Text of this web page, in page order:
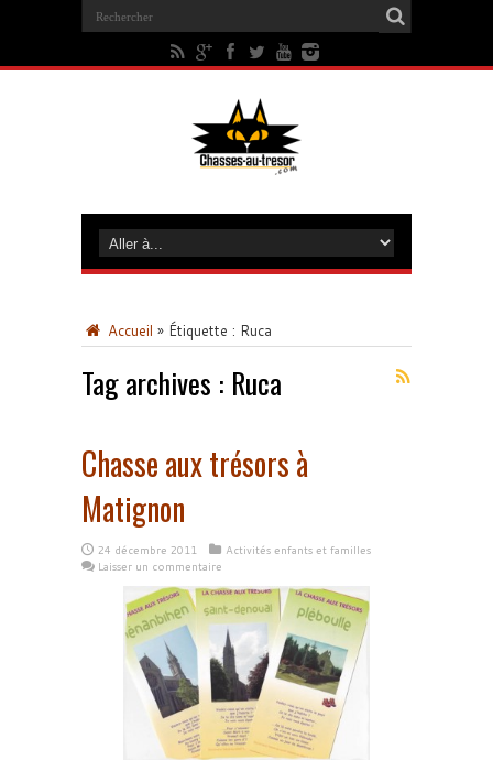
Accueil » Étiquette : Ruca
Tag archives : Ruca
Chasse aux trésors à
Matignon
24 décembre 2011
Activités enfants et familles
Laisser un commentaire